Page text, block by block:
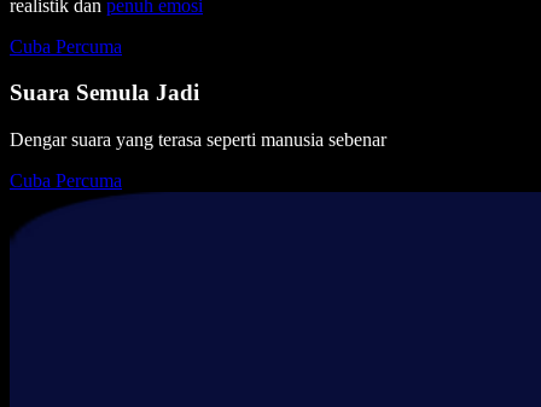
realistik dan penuh emosi
Cuba Percuma
Suara Semula Jadi
Dengar suara yang terasa seperti manusia sebenar
Cuba Percuma